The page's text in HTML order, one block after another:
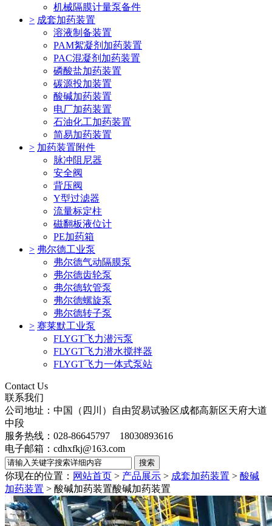
机械隔膜计量泵备件
> 成套加药装置
溶液制备装置
PAM絮凝剂加药装置
PAC混凝剂加药装置
磷酸盐加药装置
碳源投加装置
酸碱加药装置
电厂加药装置
石油化工加药装置
简易加药装置
> 加药装置附件
脉冲阻尼器
安全阀
背压阀
Y型过滤器
流量标定柱
磁翻板液位计
PE加药箱
> 弗尔德工业泵
弗尔德气动隔膜泵
弗尔德齿轮泵
弗尔德软管泵
弗尔德螺旋泵
弗尔德转子泵
> 赛莱默工业泵
FLYGT飞力潜污泵
FLYGT飞力潜水搅拌器
FLYGT飞力一体式泵站
Contact Us
联系我们
公司地址：中国（四川）自由贸易试验区成都高新区天府大道
中段
服务热线：028-86645797 18030893616
电子邮箱：cdhxfkj@163.com
你现在的位置： 网站首页 > 产品展示 > 成套加药装置 > 酸碱
加药装置 > 酸碱加药装置酸碱加药装置